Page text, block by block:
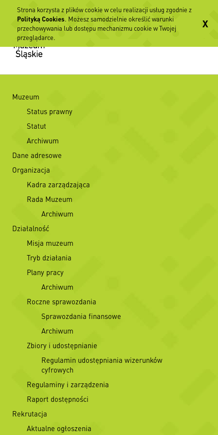
Muzeum
Status prawny
Statut
Archiwum
Dane adresowe
Organizacja
Kadra zarządzająca
Rada Muzeum
Archiwum
Działalność
Misja muzeum
Tryb działania
Plany pracy
Archiwum
Roczne sprawozdania
Sprawozdania finansowe
Archiwum
Zbiory i udostępnianie
Regulamin udostępniania wizerunków
cyfrowych
Regulaminy i zarządzenia
Raport dostępności
Rekrutacja
Aktualne ogłoszenia
Strona korzysta z plików cookie w celu realizacji usług zgodnie z
Polityką Cookies. Możesz samodzielnie określić warunki
przechowywania lub dostępu mechanizmu cookie w Twojej
przeglądarce.
X